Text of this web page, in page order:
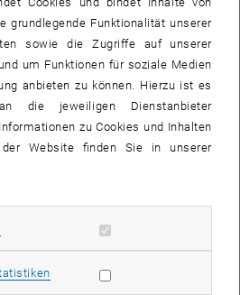
grundlegende Funktionalität unserer
sowie die Zugriffe auf unserer
um Funktionen für soziale Medien
anbieten zu können. Hierzu ist es
die jeweiligen Dienstanbieter
zu Cookies und Inhalten
Website finden Sie in unserer
Erforderliche Cookies zulassen
Statistik Cookies zulassen